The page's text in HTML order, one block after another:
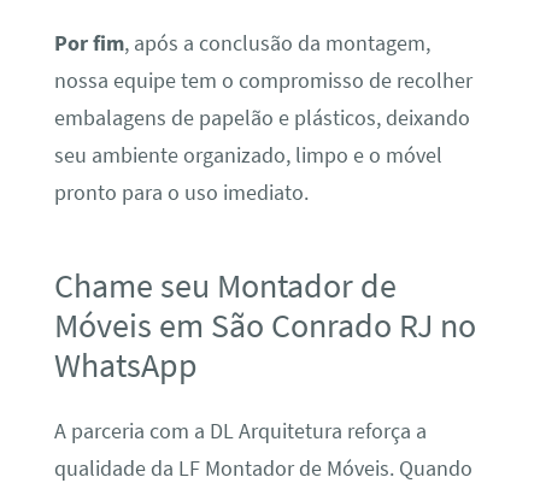
Por fim, após a conclusão da montagem,
nossa equipe tem o compromisso de recolher
embalagens de papelão e plásticos, deixando
seu ambiente organizado, limpo e o móvel
pronto para o uso imediato.
Chame seu Montador de
Móveis em São Conrado RJ no
WhatsApp
A parceria com a DL Arquitetura reforça a
qualidade da LF Montador de Móveis. Quando